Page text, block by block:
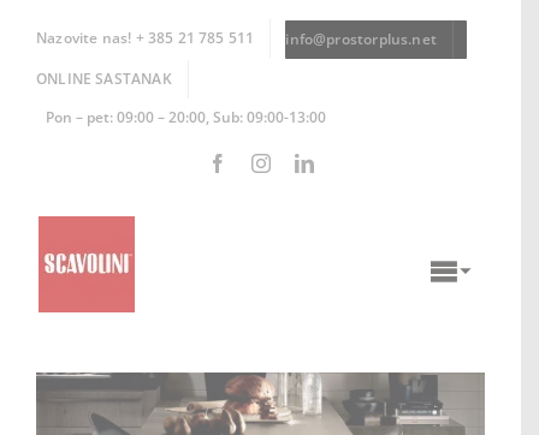
Nazovite nas! + 385 21 785 511
info@prostorplus.net
ONLINE SASTANAK
Pon – pet: 09:00 – 20:00, Sub: 09:00-13:00
Toggle
KUPAONICE